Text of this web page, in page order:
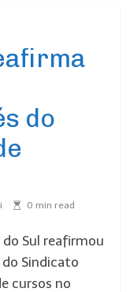
do
0 min read
Sul reafirmou
do Sindicato
cursos no